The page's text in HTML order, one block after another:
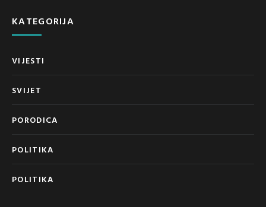
KATEGORIJA
VIJESTI
SVIJET
PORODICA
POLITIKA
POLITIKA